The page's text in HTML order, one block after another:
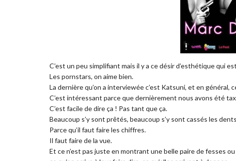
C’est un peu simplifiant mais il y a ce désir d’esthétique qui
Les pornstars, on aime bien.
La dernière qu’on a interviewée c’est Katsuni, et en général,
C’est intéressant parce que dernièrement nous avons été
C’est facile de dire ça ! Pas tant que ça.
Beaucoup s’y sont prêtés, beaucoup s’y sont cassés les
Parce qu’il faut faire les chiffres.
Il faut faire de la vue.
Et ce n’est pas juste en montrant une belle paire de fesses